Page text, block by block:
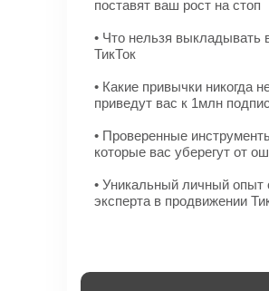
поставят ваш рост на стоп
• Что нельзя выкладывать
ТикТок
• Какие привычки никогда
приведут вас к 1млн
• Проверенные
которые вас уберегут от
• Уникальный личный опыт
эксперта в продвижении